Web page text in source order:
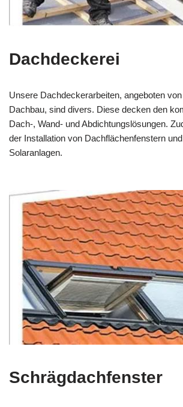
Dachdeckerei
Unsere Dachdeckerarbeiten, angeboten
Dachbau, sind divers. Diese decken den
Dach-, Wand- und Abdichtungslösungen.
der Installation von Dachflächenfenstern
Solaranlagen.
Schrägdachfenster